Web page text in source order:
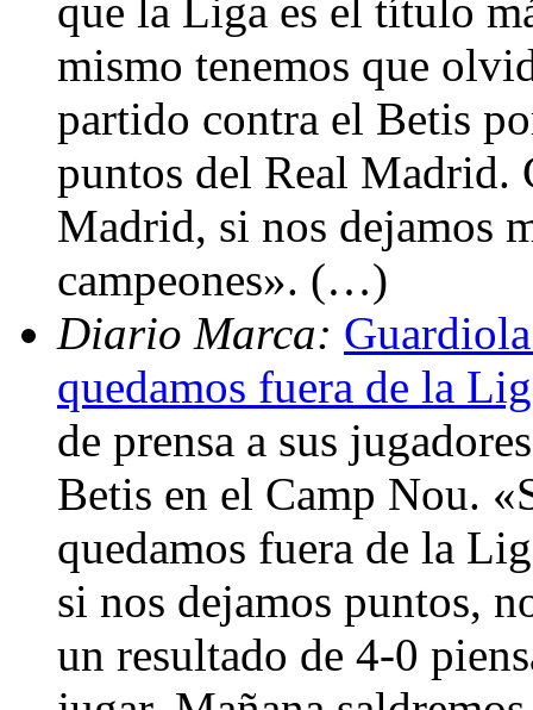
que la Liga es el título
mismo tenemos que
partido contra el Betis
puntos del Real Madrid.
Madrid, si nos dejamos
campeones». (…)
Diario Marca:
quedamos fuera de la
de prensa a sus
Betis en el Camp Nou.
quedamos fuera de la
si nos dejamos puntos,
un resultado de 4-0